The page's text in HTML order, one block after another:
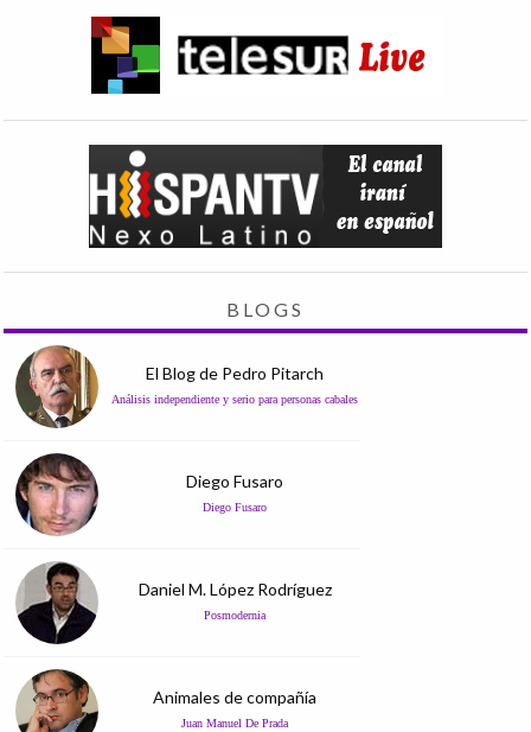
BLOGS
El Blog de Pedro Pitarch
Análisis independiente y serio para personas cabales
Diego Fusaro
Diego Fusaro
Daniel M. López Rodríguez
Posmodernia
Animales de compañía
Juan Manuel De Prada